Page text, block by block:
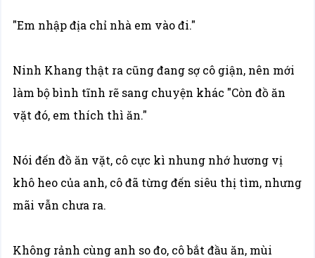
"Em nhập địa chỉ nhà em vào đi."
Ninh Khang thật ra cũng đang sợ cô giận, nên mới
làm bộ bình tĩnh rẽ sang chuyện khác "Còn đồ ăn
vặt đó, em thích thì ăn."
Nói đến đồ ăn vặt, cô cực kì nhung nhớ hương vị
khô heo của anh, cô đã từng đến siêu thị tìm, nhưng
mãi vẫn chưa ra.
Không rảnh cùng anh so đo, cô bắt đầu ăn, mùi